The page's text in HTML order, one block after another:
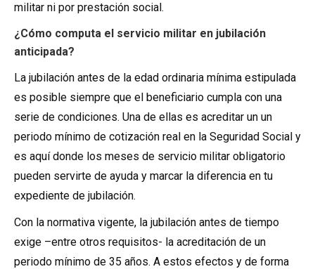
militar ni por prestación social.
¿Cómo computa el servicio militar en jubilación
anticipada?
La jubilación antes de la edad ordinaria mínima estipulada
es posible siempre que el beneficiario cumpla con una
serie de condiciones. Una de ellas es acreditar un un
periodo mínimo de cotización real en la Seguridad Social y
es aquí donde los meses de servicio militar obligatorio
pueden servirte de ayuda y marcar la diferencia en tu
expediente de jubilación.
Con la normativa vigente, la jubilación antes de tiempo
exige –entre otros requisitos- la acreditación de un
periodo mínimo de 35 años. A estos efectos y de forma